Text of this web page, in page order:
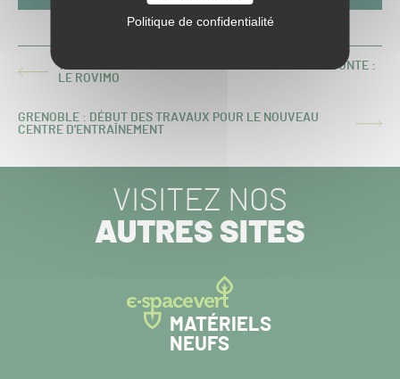
Politique de confidentialité
ARTICLE
WESSEX ANNONCE LA SORTIE DE SON ROBOT DE TONTE :
LE ROVIMO
ARTICLE
GRENOBLE : DÉBUT DES TRAVAUX POUR LE NOUVEAU
CENTRE D'ENTRAÎNEMENT
VISITEZ NOS
AUTRES SITES
MATÉRIELS
NEUFS